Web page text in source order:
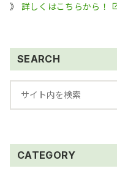
》 詳しくはこちらから！
SEARCH
CATEGORY